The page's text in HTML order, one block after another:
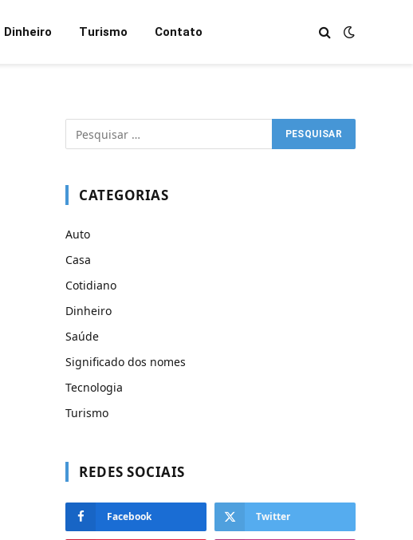
Dinheiro Turismo Contato
CATEGORIAS
Auto
Casa
Cotidiano
Dinheiro
Saúde
Significado dos nomes
Tecnologia
Turismo
REDES SOCIAIS
Facebook Twitter